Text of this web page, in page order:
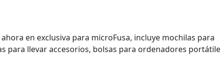
en exclusiva para microFusa, incluye mochilas para
para llevar accesorios, bolsas para ordenadores